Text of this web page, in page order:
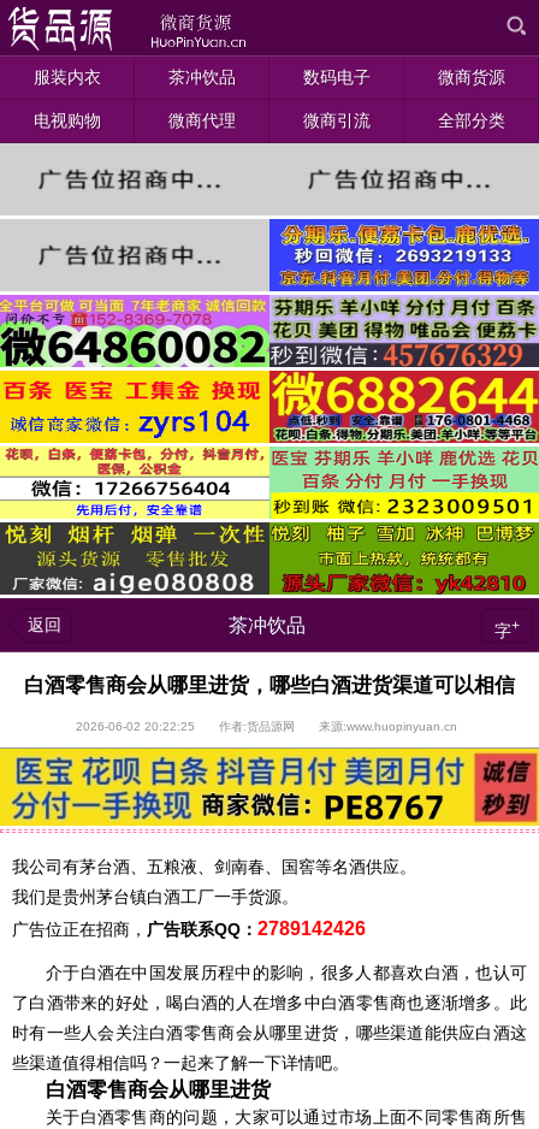
服装内衣 茶冲饮品 数码电子 微商货源
电视购物 微商代理 微商引流 全部分类
返回 茶冲饮品 字+
白酒零售商会从哪里进货，哪些白酒进货渠道可以相信
2026-06-02 20:22:25 作者:货品源网 来源:www.huopinyuan.cn
我公司有茅台酒、五粮液、剑南春、国窖等名酒供应。
我们是贵州茅台镇白酒工厂一手货源。
广告位正在招商， 广告联系QQ： 2789142426
介于白酒在中国发展历程中的影响，很多人都喜欢白酒，也认可
了白酒带来的好处，喝白酒的人在增多中白酒零售商也逐渐增多。此
时有一些人会关注白酒零售商会从哪里进货，哪些渠道能供应白酒这
些渠道值得相信吗？一起来了解一下详情吧。
白酒零售商会从哪里进货
关于白酒零售商的问题，大家可以通过市场上面不同零售商所售